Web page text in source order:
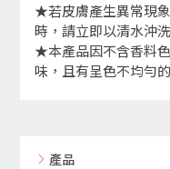
★若皮膚產生異常現
時，請立即以清水沖
★本產品因不含香料
味，且有呈色不均勻
產品